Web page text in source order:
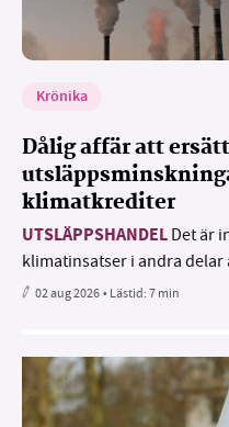
Krönika
Dålig affär att
klimatkrediter
UTSLÄPPSHANDEL Det är
klimatinsatser i andra delar
02 aug 2026• Lästid:7 min